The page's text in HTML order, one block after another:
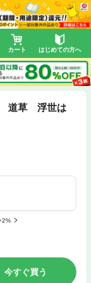
カート はじめての方へ
道草 浮世は
今すぐ買う